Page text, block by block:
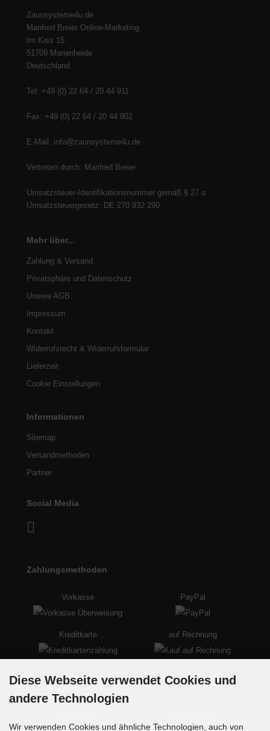
Zaunsysteme4u.de
Manfred Breier Online-Marketing
Im Kiss 15
51709 Marienheide
Deutschland
Tel: +49 (0) 22 64 / 20 44 911
Fax: +49 (0) 22 64 / 20 44 902
E-Mail: info@zaunsysteme4u.de
Vertreten durch: Manfred Breier
Umsatzsteuer-Identifikationsnummer gemäß § 27 a
Umsatzsteuergesetz: DE 270 932 290
Mehr über...
Zahlung & Versand
Privatsphäre und Datenschutz
Unsere AGB
Impressum
Kontakt
Widerrufsrecht & Widerrufsformular
Lieferzeit
Cookie Einstellungen
Informationen
Sitemap
Versandmethoden
Partner
Social Media
Zahlungsmethoden
Vorkasse PayPal
Kreditkarte auf Rechnung
Diese Webseite verwendet Cookies und
andere Technologien
Wir verwenden Cookies und ähnliche Technologien, auch von